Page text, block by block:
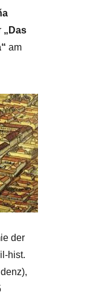
„Das
am
der
hist.